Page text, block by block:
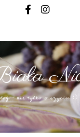
– nie tylko o szyciu :)